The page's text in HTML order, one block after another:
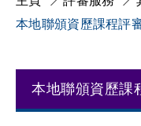
本地聯頒資歷課程評
本地聯頒資歷課